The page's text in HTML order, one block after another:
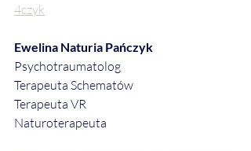
4czyk
Ewelina Naturia Pańczyk
Psychotraumatolog
Terapeuta Schematów
Terapeuta VR
Naturoterapeuta